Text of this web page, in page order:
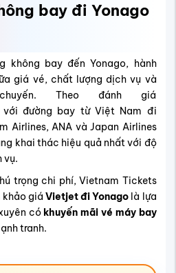
bay đi Yonago
không bay đến Yonago, hành
giá vé, chất lượng dịch vụ và
Theo đánh giá
đường bay từ Việt Nam đi
Airlines, ANA và Japan Airlines
khai thác hiệu quả nhất với độ
vụ.
trọng chi phí, Vietnam Tickets
khảo giáVietjet đi Yonago là lựa
có khuyến mãi vé máy bay
tranh.